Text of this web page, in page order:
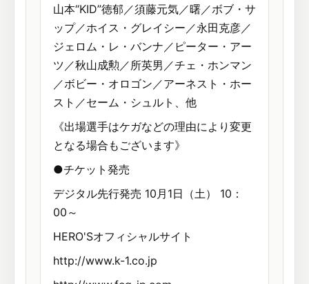
山本“KID”徳郁／須藤元気／曙／ボブ・サ
ップ／ホイス・グレイシー／永田克彦／
ジェロム・レ・バンナ／ピーター・アー
ツ／秋山成勲／所英男／チェ・ホンマン
／ボビー・オロゴン／アーネスト・ホー
スト／セーム・シュルト、他
《出場選手はケガなどの理由により変更
となる場合もございます》
●チケット発売
デジタル先行発売 10月1日（土） 10：
00～
HERO'Sオフィシャルサイト
http://www.k-1.co.jp